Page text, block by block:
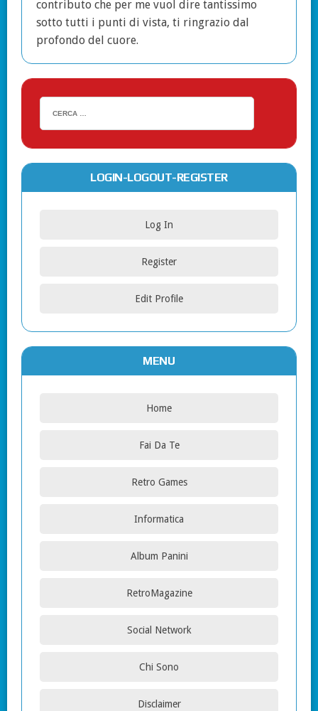
contributo che per me vuol dire tantissimo
sotto tutti i punti di vista, ti ringrazio dal
profondo del cuore.
LOGIN-LOGOUT-REGISTER
Log In
Register
Edit Profile
MENU
Home
Fai Da Te
Retro Games
Informatica
Album Panini
RetroMagazine
Social Network
Chi Sono
Disclaimer